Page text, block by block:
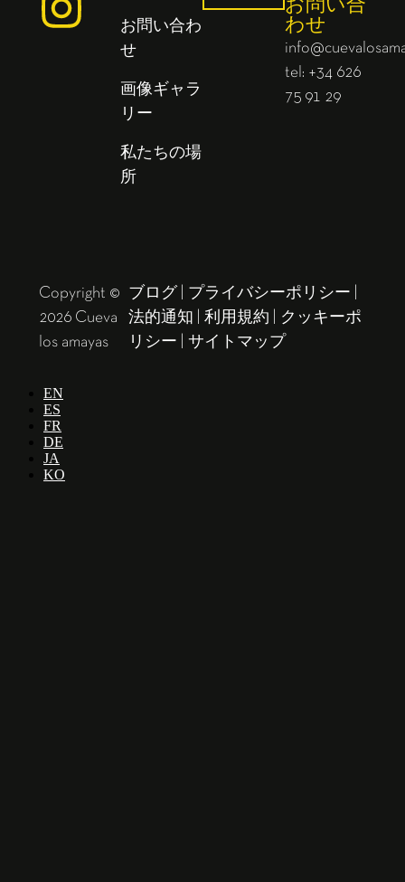
お問い合わ
せ
画像ギャラ
リー
私たちの場
所
お問い合
わせ
tel: +34 626
75 91 29
Copyright ©
2026 Cueva
los amayas
ブログ プライバシーポリシー
法的通知
|利用規約
クッキーポ
リシー |サイトマップ
EN
ES
FR
DE
JA
KO